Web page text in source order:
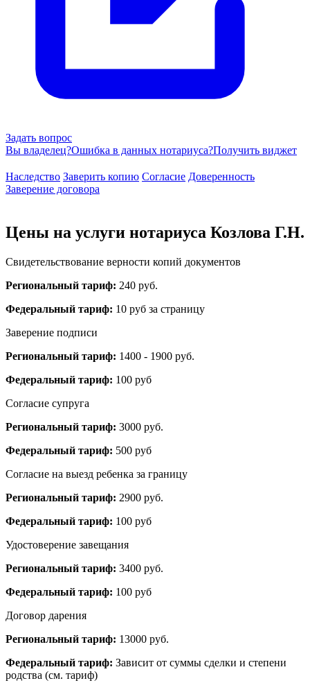
Задать вопрос
Вы владелец?Ошибка в данных нотариуса?Получить виджет
Наследство Заверить копию Согласие Доверенность
Заверение договора
Цены на услуги нотариуса Козлова Г.Н.
Свидетельствование верности копий документов
Региональный тариф: 240 руб.
Федеральный тариф: 10 руб за страницу
Заверение подписи
Региональный тариф: 1400 - 1900 руб.
Федеральный тариф: 100 руб
Согласие супруга
Региональный тариф: 3000 руб.
Федеральный тариф: 500 руб
Согласие на выезд ребенка за границу
Региональный тариф: 2900 руб.
Федеральный тариф: 100 руб
Удостоверение завещания
Региональный тариф: 3400 руб.
Федеральный тариф: 100 руб
Договор дарения
Региональный тариф: 13000 руб.
Федеральный тариф: Зависит от суммы сделки и степени
родства (см. тариф)